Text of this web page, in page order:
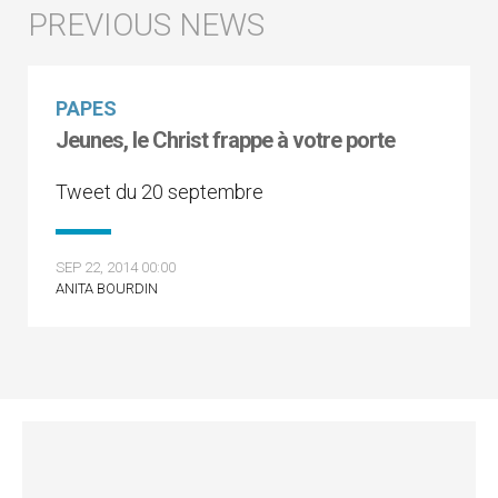
PAPES
Jeunes, le Christ frappe à votre porte
Tweet du 20 septembre
SEP 22, 2014 00:00
ANITA BOURDIN